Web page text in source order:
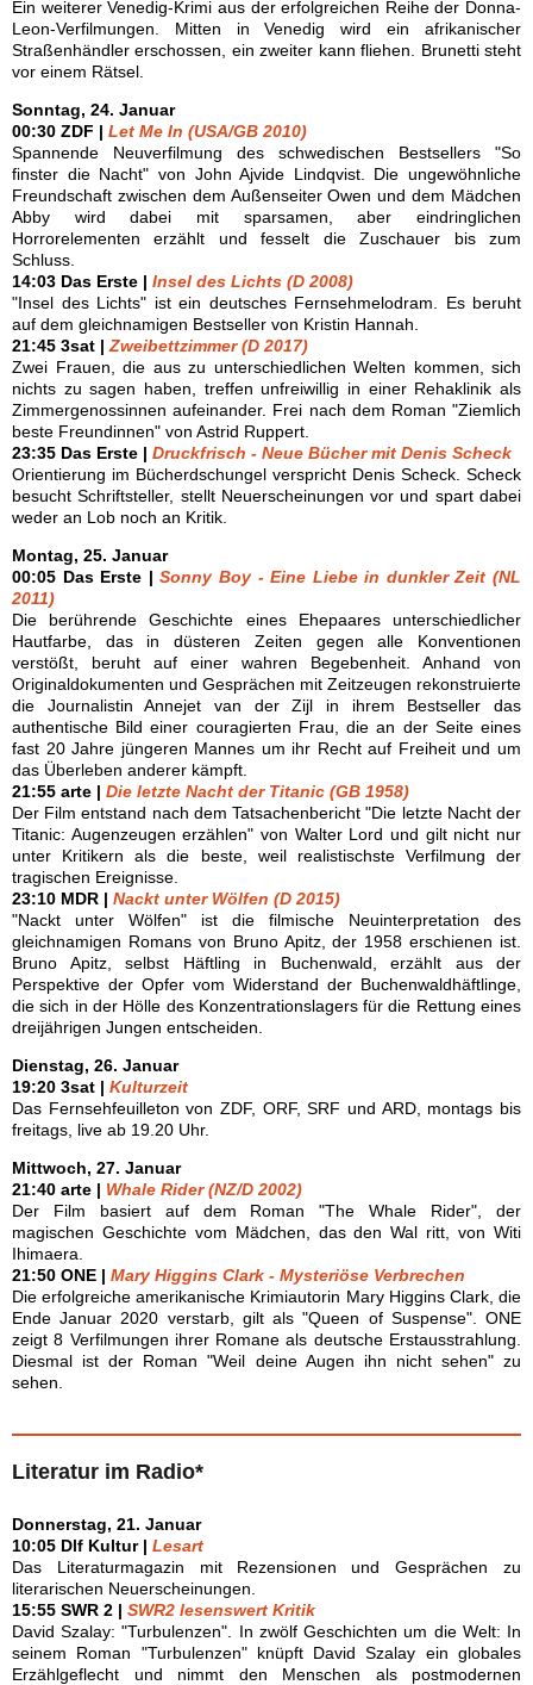
Ein weiterer Venedig-Krimi aus der erfolgreichen Reihe der Donna-
Leon-Verfilmungen. Mitten in Venedig wird ein afrikanischer
Straßenhändler erschossen, ein zweiter kann fliehen. Brunetti steht
vor einem Rätsel.
Sonntag, 24. Januar
00:30 ZDF | Let Me In (USA/GB 2010)
Spannende Neuverfilmung des schwedischen Bestsellers "So
finster die Nacht" von John Ajvide Lindqvist. Die ungewöhnliche
Freundschaft zwischen dem Außenseiter Owen und dem Mädchen
Abby wird dabei mit sparsamen, aber eindringlichen
Horrorelementen erzählt und fesselt die Zuschauer bis zum
Schluss.
14:03 Das Erste | Insel des Lichts (D 2008)
"Insel des Lichts" ist ein deutsches Fernsehmelodram. Es beruht
auf dem gleichnamigen Bestseller von Kristin Hannah.
21:45 3sat | Zweibettzimmer (D 2017)
Zwei Frauen, die aus zu unterschiedlichen Welten kommen, sich
nichts zu sagen haben, treffen unfreiwillig in einer Rehaklinik als
Zimmergenossinnen aufeinander. Frei nach dem Roman "Ziemlich
beste Freundinnen" von Astrid Ruppert.
23:35 Das Erste | Druckfrisch - Neue Bücher mit Denis Scheck
Orientierung im Bücherdschungel verspricht Denis Scheck. Scheck
besucht Schriftsteller, stellt Neuerscheinungen vor und spart dabei
weder an Lob noch an Kritik.
Montag, 25. Januar
00:05 Das Erste |Sonny Boy - Eine Liebe in dunkler Zeit (NL
2011)
Die berührende Geschichte eines Ehepaares unterschiedlicher
Hautfarbe, das in düsteren Zeiten gegen alle Konventionen
verstößt, beruht auf einer wahren Begebenheit. Anhand von
Originaldokumenten und Gesprächen mit Zeitzeugen rekonstruierte
die Journalistin Annejet van der Zijl in ihrem Bestseller das
authentische Bild einer couragierten Frau, die an der Seite eines
fast 20 Jahre jüngeren Mannes um ihr Recht auf Freiheit und um
das Überleben anderer kämpft.
21:55 arte | Die letzte Nacht der Titanic (GB 1958)
Der Film entstand nach dem Tatsachenbericht "Die letzte Nacht der
Titanic: Augenzeugen erzählen" von Walter Lord und gilt nicht nur
unter Kritikern als die beste, weil realistischste Verfilmung der
tragischen Ereignisse.
23:10 MDR | Nackt unter Wölfen (D 2015)
"Nackt unter Wölfen" ist die filmische Neuinterpretation des
gleichnamigen Romans von Bruno Apitz, der 1958 erschienen ist.
Bruno Apitz, selbst Häftling in Buchenwald, erzählt aus der
Perspektive der Opfer vom Widerstand der Buchenwaldhäftlinge,
die sich in der Hölle des Konzentrationslagers für die Rettung eines
dreijährigen Jungen entscheiden.
Dienstag, 26. Januar
19:20 3sat | Kulturzeit
Das Fernsehfeuilleton von ZDF, ORF, SRF und ARD, montags bis
freitags, live ab 19.20 Uhr.
Mittwoch, 27. Januar
21:40 arte | Whale Rider (NZ/D 2002)
Der Film basiert auf dem Roman "The Whale Rider", der
magischen Geschichte vom Mädchen, das den Wal ritt, von Witi
Ihimaera.
21:50 ONE | Mary Higgins Clark - Mysteriöse Verbrechen
Die erfolgreiche amerikanische Krimiautorin Mary Higgins Clark, die
Ende Januar 2020 verstarb, gilt als "Queen of Suspense". ONE
zeigt 8 Verfilmungen ihrer Romane als deutsche Erstausstrahlung.
Diesmal ist der Roman "Weil deine Augen ihn nicht sehen" zu
sehen.
Literatur im Radio*
Donnerstag, 21. Januar
10:05 Dlf Kultur | Lesart
Das Literaturmagazin mit Rezensionen und Gesprächen zu
literarischen Neuerscheinungen.
15:55 SWR 2 | SWR2 lesenswert Kritik
David Szalay: "Turbulenzen". In zwölf Geschichten um die Welt: In
seinem Roman "Turbulenzen" knüpft David Szalay ein globales
Erzählgeflecht und nimmt den Menschen als postmodernen